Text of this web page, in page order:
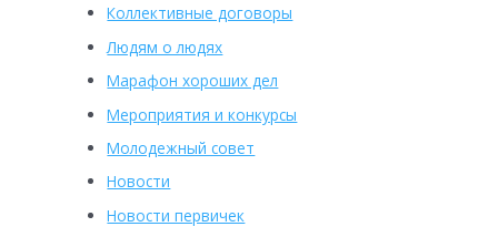
Коллективные договоры
Людям о людях
Марафон хороших дел
Мероприятия и конкурсы
Молодежный совет
Новости
Новости первичек